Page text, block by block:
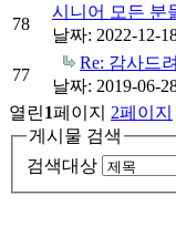
78
시니어 모든 분
날짜: 2022-12-
77
Re: 감사드
날짜: 2019-06-
열린1페이지 2페이지
게시물 검색
검색대상